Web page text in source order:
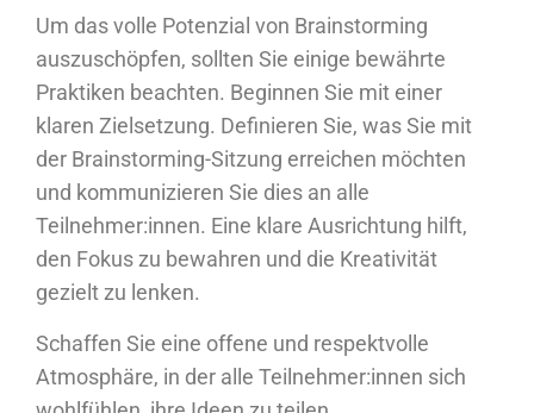
Um das volle Potenzial von Brainstorming
auszuschöpfen, sollten Sie einige bewährte
Praktiken beachten. Beginnen Sie mit einer
klaren Zielsetzung. Definieren Sie, was Sie mit
der Brainstorming-Sitzung erreichen möchten
und kommunizieren Sie dies an alle
Teilnehmer:innen. Eine klare Ausrichtung hilft,
den Fokus zu bewahren und die Kreativität
gezielt zu lenken.
Schaffen Sie eine offene und respektvolle
Atmosphäre, in der alle Teilnehmer:innen sich